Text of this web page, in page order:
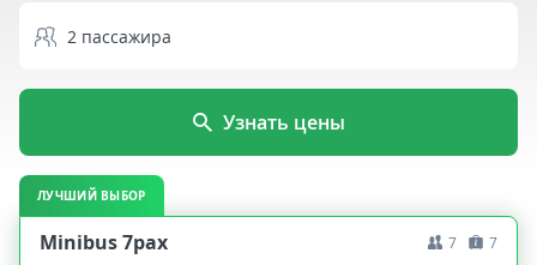
2 пассажира
Узнать цены
ЛУЧШИЙ ВЫБОР
Minibus 7pax 7 7